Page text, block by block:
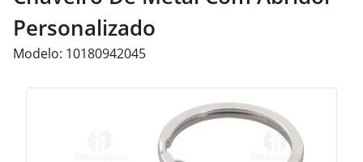
Personalizado
Modelo: 10180942045